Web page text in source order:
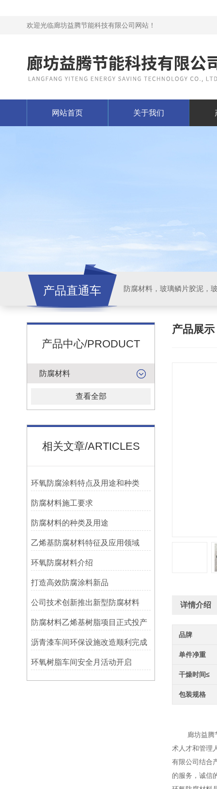
欢迎光临廊坊益腾节能科技有限公司网站！
网站首页 关于我们
产品直通车
产品中心/PRODUCT
防腐材料
查看全部
相关文章/ARTICLES
环氧防腐涂料特点及用途和种类
防腐材料施工要求
防腐材料的种类及用途
乙烯基防腐材料特征及应用领域
环氧防腐材料介绍
打造高效防腐涂料新品
公司技术创新推出新型防腐材料
防腐材料乙烯基树脂项目正式投产
沥青漆车间环保设施改造顺利完成
环氧树脂车间安全月活动开启
产品展示
详情介绍
品牌
单件净重
干燥时间≤
包装规格
廊坊益腾节
术人才和管理
有限公司结合
的服务，诚信